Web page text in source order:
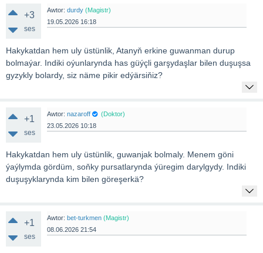
+3
ses
Awtor: durdy (Magistr)
19.05.2026 16:18
Hakykatdan hem uly üstünlik, Atanyň erkine guwanman durup
bolmaýar. Indiki oýunlarynda has güýçli garşydaşlar bilen duşuşsa
gyzykly bolardy, siz näme pikir edýärsiňiz?
+1
ses
Awtor: nazaroff
(Doktor)
23.05.2026 10:18
Hakykatdan hem uly üstünlik, guwanjak bolmaly. Menem göni
ýaýlymda gördüm, soňky pursatlarynda ýüregim darylgydy. Indiki
duşuşyklarynda kim bilen göreşerkä?
+1
ses
Awtor: bet-turkmen (Magistr)
08.06.2026 21:54